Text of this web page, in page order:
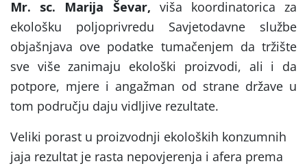
Mr. sc. Marija Ševar, viša koordinatorica za
ekološku poljoprivredu Savjetodavne službe
objašnjava ove podatke tumačenjem da tržište
sve više zanimaju ekološki proizvodi, ali i da
potpore, mjere i angažman od strane države u
tom području daju vidljive rezultate.
Veliki porast u proizvodnji ekoloških konzumnih
jaja rezultat je rasta nepovjerenja i afera prema